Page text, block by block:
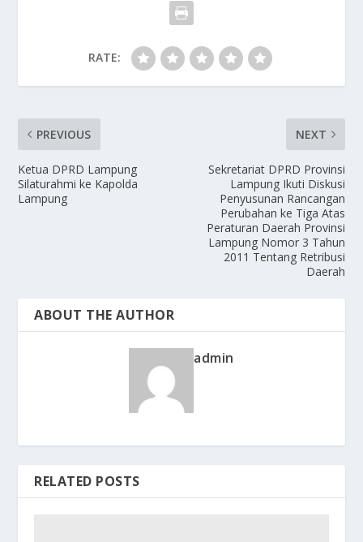
RATE:
PREVIOUS
Ketua DPRD Lampung
Silaturahmi ke Kapolda
Lampung
NEXT
Sekretariat DPRD Provinsi
Lampung Ikuti Diskusi
Penyusunan Rancangan
Perubahan ke Tiga Atas
Peraturan Daerah Provinsi
Lampung Nomor 3 Tahun
2011 Tentang Retribusi
Daerah
ABOUT THE AUTHOR
admin
RELATED POSTS